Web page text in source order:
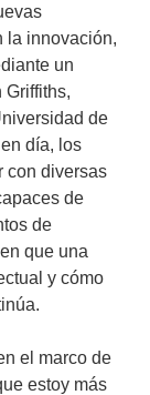
la innovación,
un
de
día, los
con diversas
de
de
que una
y cómo
el marco de
estoy más